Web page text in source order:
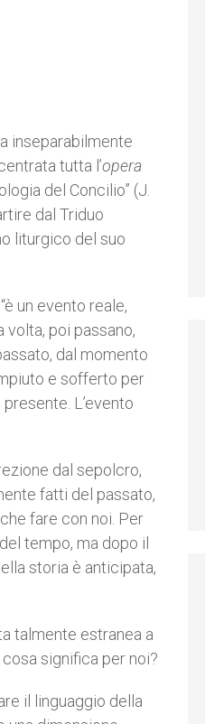
inseparabilmente
tutta l’opera
del Concilio” (J.
dal Triduo
liturgico del suo
un evento reale,
poi passano,
dal momento
e sofferto per
L’evento
dal sepolcro,
fatti del passato,
fare con noi. Per
tempo, ma dopo il
storia è anticipata,
talmente estranea a
significa per noi?
il linguaggio della